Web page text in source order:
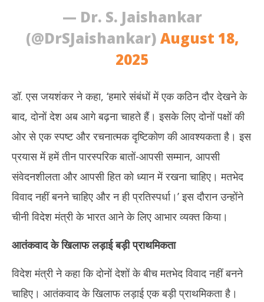
— Dr. S. Jaishankar
(@DrSJaishankar) August 18,
2025
डॉ. एस जयशंकर ने कहा, ‘हमारे संबंधों में एक कठिन दौर देखने के
बाद, दोनों देश अब आगे बढ़ना चाहते हैं। इसके लिए दोनों पक्षों की
ओर से एक स्पष्ट और रचनात्मक दृष्टिकोण की आवश्यकता है। इस
प्रयास में हमें तीन पारस्परिक बातों-आपसी सम्मान, आपसी
संवेदनशीलता और आपसी हित को ध्यान में रखना चाहिए। मतभेद
विवाद नहीं बनने चाहिए और न ही प्रतिस्पर्धा।’ इस दौरान उन्होंने
चीनी विदेश मंत्री के भारत आने के लिए आभार व्यक्त किया।
आतंकवाद के खिलाफ लड़ाई बड़ी प्राथमिकता
विदेश मंत्री ने कहा कि दोनों देशों के बीच मतभेद विवाद नहीं बनने
चाहिए। आतंकवाद के खिलाफ लड़ाई एक बड़ी प्राथमिकता है।